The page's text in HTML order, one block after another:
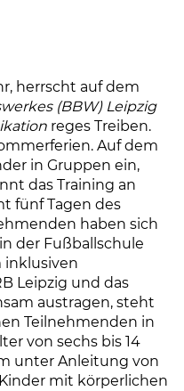
herrscht auf dem
(BBW) Leipzig
reges Treiben.
Auf dem
in Gruppen ein,
das Training an
fünf Tagen des
haben sich
der Fußballschule
inklusiven
Leipzig und das
austragen, steht
Teilnehmenden in
von sechs bis 14
unter Anleitung von
mit körperlichen